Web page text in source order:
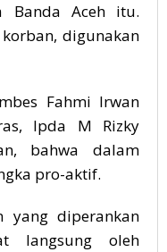
Banda Aceh itu.
digunakan
Fahmi Irwan
Ipda M Rizky
bahwa dalam
pro-aktif.
yang diperankan
langsung oleh